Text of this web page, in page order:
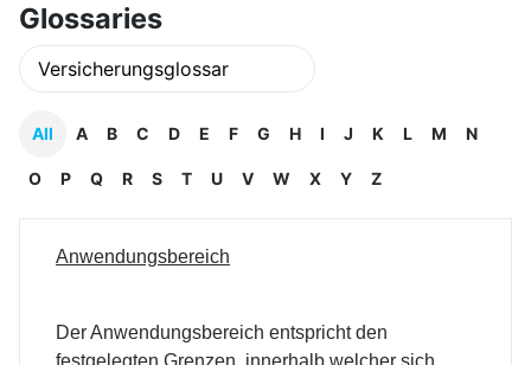
Glossaries
All A B C D E F G H I J K L M N
O P Q R S T U V W X Y Z
Anwendungsbereich
Der Anwendungsbereich entspricht den